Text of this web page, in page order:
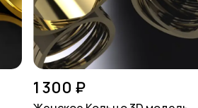
1 300 ₽